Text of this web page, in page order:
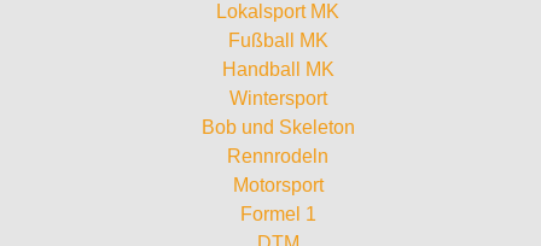
Lokalsport MK
Fußball MK
Handball MK
Wintersport
Bob und Skeleton
Rennrodeln
Motorsport
Formel 1